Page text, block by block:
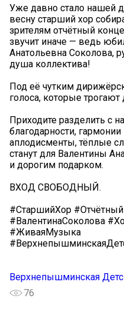
Уже давно стало нашей
весну старший хор
зрителям отчётный
звучит иначе — ведь
Анатольевна Соколова,
душа коллектива!
Под её чутким
голоса, которые
Приходите разделить с
благодарности,
аплодисменты, тёплые
станут для Валентины
и дорогим подарком.
ВХОД СВОБОДНЫЙ.
#СтаршийХор
#ВалентинаСоколова
#ЖиваяМузыка
Верхнепышминская
76